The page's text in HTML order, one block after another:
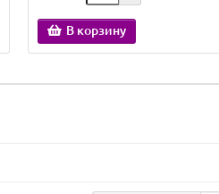
В корзину